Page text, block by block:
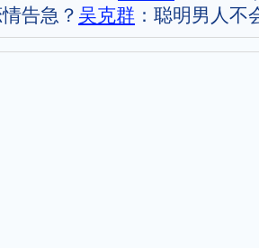
告急？ 吴克群 ：聪明男人不